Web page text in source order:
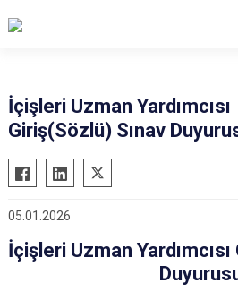
İçişleri Uzman Yardımcısı
Giriş(Sözlü) Sınav
05.01.2026
İçişleri Uzman